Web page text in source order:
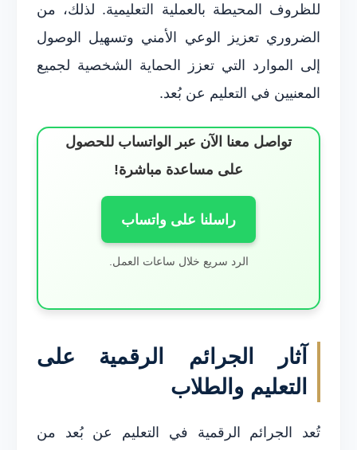
للظروف المحيطة بالعملية التعليمية. لذلك، من
الضروري تعزيز الوعي الأمني وتسهيل الوصول
إلى الموارد التي تعزز الحماية الشخصية لجميع
المعنيين في التعليم عن بُعد.
تواصل معنا الآن عبر الواتساب للحصول
على مساعدة مباشرة!
راسلنا على واتساب
الرد سريع خلال ساعات العمل.
آثار الجرائم الرقمية على
التعليم والطلاب
تُعد الجرائم الرقمية في التعليم عن بُعد من